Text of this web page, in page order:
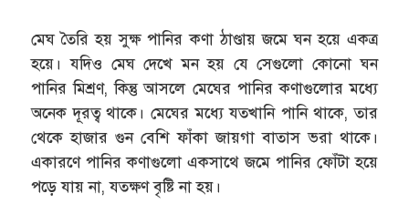
মেঘ তৈরি হয় সুক্ষ পানির কণা ঠাণ্ডায় জমে ঘন হয়ে একত্র
হয়ে। যদিও মেঘ দেখে মন হয় যে সেগুলো কোনো ঘন
পানির মিশ্রণ, কিন্তু আসলে মেঘের পানির কণাগুলোর মধ্যে
অনেক দূরত্ব থাকে। মেঘের মধ্যে যতখানি পানি থাকে, তার
থেকে হাজার গুন বেশি ফাঁকা জায়গা বাতাস ভরা থাকে।
একারণে পানির কণাগুলো একসাথে জমে পানির ফোঁটা হয়ে
পড়ে যায় না, যতক্ষণ বৃষ্টি না হয়।